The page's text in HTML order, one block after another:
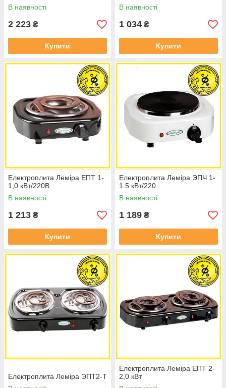
В наявності
2 223 ₴
Купити
В наявності
1 034 ₴
Купити
Електроплита Леміра ЕПТ 1-
1,0 кВт/220В
В наявності
1 213 ₴
Купити
Електроплита Леміра ЭПЧ 1-
1.5 кВт/220
В наявності
1 189 ₴
Купити
Електроплита Леміра ЭПТ2-Т
Електроплита Леміра ЕПТ 2-
2,0 кВт